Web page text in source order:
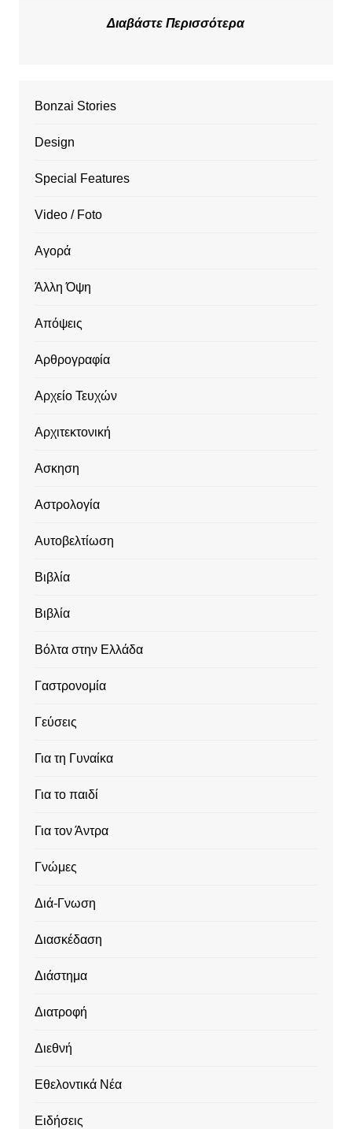
Διαβάστε Περισσότερα
Bonzai Stories
Design
Special Features
Video / Foto
Αγορά
Άλλη Όψη
Απόψεις
Αρθρογραφία
Αρχείο Τευχών
Αρχιτεκτονική
Ασκηση
Αστρολογία
Αυτοβελτίωση
Βιβλία
Βιβλία
Βόλτα στην Ελλάδα
Γαστρονομία
Γεύσεις
Για τη Γυναίκα
Για το παιδί
Για τον Άντρα
Γνώμες
Διά-Γνωση
Διασκέδαση
Διάστημα
Διατροφή
Διεθνή
Εθελοντικά Νέα
Ειδήσεις